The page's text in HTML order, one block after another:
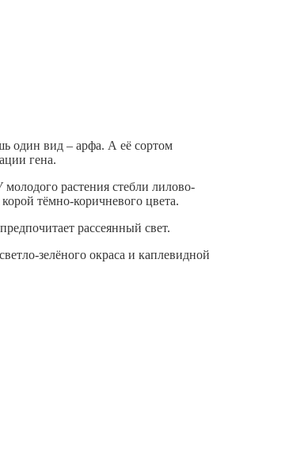
один вид – арфа. А её сортом
гена.
растения стебли лилово-
тёмно-коричневого цвета.
рассеянный свет.
зелёного окраса и каплевидной